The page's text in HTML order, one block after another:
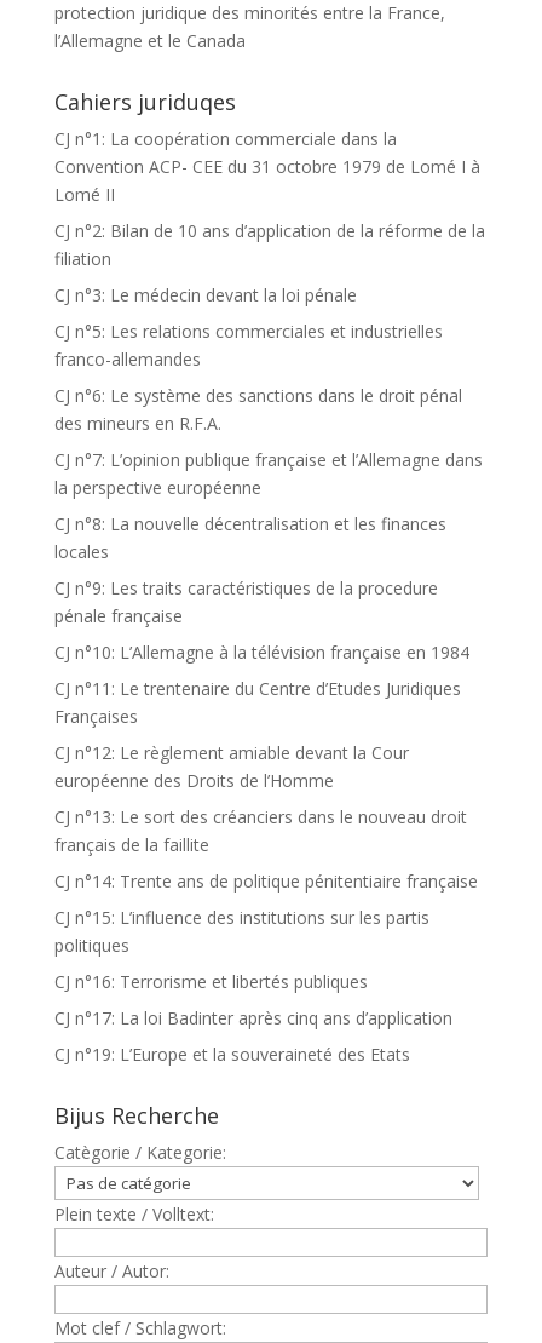
protection juridique des minorités entre la France,
l’Allemagne et le Canada
Cahiers juriduqes
CJ n°1: La coopération commerciale dans la
Convention ACP- CEE du 31 octobre 1979 de Lomé I à
Lomé II
CJ n°2: Bilan de 10 ans d’application de la réforme de la
filiation
CJ n°3: Le médecin devant la loi pénale
CJ n°5: Les relations commerciales et industrielles
franco-allemandes
CJ n°6: Le système des sanctions dans le droit pénal
des mineurs en R.F.A.
CJ n°7: L’opinion publique française et l’Allemagne dans
la perspective européenne
CJ n°8: La nouvelle décentralisation et les finances
locales
CJ n°9: Les traits caractéristiques de la procedure
pénale française
CJ n°10: L’Allemagne à la télévision française en 1984
CJ n°11: Le trentenaire du Centre d’Etudes Juridiques
Françaises
CJ n°12: Le règlement amiable devant la Cour
européenne des Droits de l’Homme
CJ n°13: Le sort des créanciers dans le nouveau droit
français de la faillite
CJ n°14: Trente ans de politique pénitentiaire française
CJ n°15: L’influence des institutions sur les partis
politiques
CJ n°16: Terrorisme et libertés publiques
CJ n°17: La loi Badinter après cinq ans d’application
CJ n°19: L’Europe et la souveraineté des Etats
Bijus Recherche
Catègorie / Kategorie:
Plein texte / Volltext:
Auteur / Autor:
Mot clef / Schlagwort: